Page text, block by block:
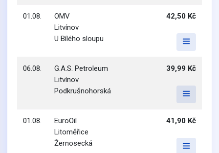
01.08.
OMV
Litvínov
U Bílého sloupu
42,50 Kč
06.08.
G.A.S. Petroleum
Litvínov
Podkrušnohorská
39,99 Kč
01.08.
EuroOil
Litoměřice
Žernosecká
41,90 Kč